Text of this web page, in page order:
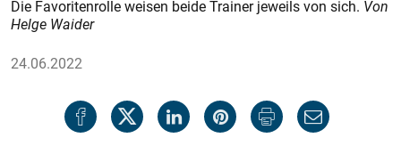
Die Favoritenrolle weisen beide Trainer jeweils von sich. Von
Helge Waider
24.06.2022